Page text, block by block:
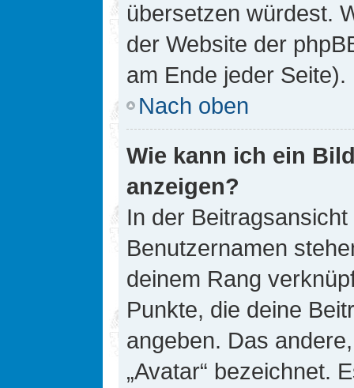
übersetzen würdest.
der Website der
am Ende jeder Seite).
Nach oben
Wie kann ich ein
anzeigen?
In der
Benutzernamen
deinem Rang
Punkte, die deine
angeben. Das
„Avatar“ bezeichnet.